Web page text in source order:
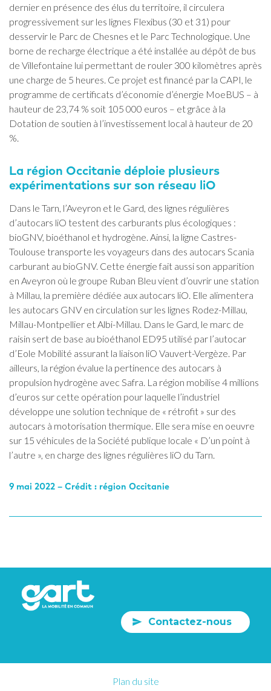
dernier en présence des élus du territoire, il circulera
progressivement sur les lignes Flexibus (30 et 31) pour
desservir le Parc de Chesnes et le Parc Technologique. Une
borne de recharge électrique a été installée au dépôt de bus
de Villefontaine lui permettant de rouler 300 kilomètres après
une charge de 5 heures. Ce projet est financé par la CAPI, le
programme de certificats d’économie d’énergie MoeBUS – à
hauteur de 23,74 % soit 105 000 euros – et grâce à la
Dotation de soutien à l’investissement local à hauteur de 20
%.
La région Occitanie déploie plusieurs
expérimentations sur son réseau liO
Dans le Tarn, l’Aveyron et le Gard, des lignes régulières
d’autocars liO testent des carburants plus écologiques :
bioGNV, bioéthanol et hydrogène. Ainsi, la ligne Castres-
Toulouse transporte les voyageurs dans des autocars Scania
carburant au bioGNV. Cette énergie fait aussi son apparition
en Aveyron où le groupe Ruban Bleu vient d’ouvrir une station
à Millau, la première dédiée aux autocars liO. Elle alimentera
les autocars GNV en circulation sur les lignes Rodez-Millau,
Millau-Montpellier et Albi-Millau. Dans le Gard, le marc de
raisin sert de base au bioéthanol ED95 utilisé par l’autocar
d’Eole Mobilité assurant la liaison liO Vauvert-Vergèze. Par
ailleurs, la région évalue la pertinence des autocars à
propulsion hydrogène avec Safra. La région mobilise 4 millions
d’euros sur cette opération pour laquelle l’industriel
développe une solution technique de « rétrofit » sur des
autocars à motorisation thermique. Elle sera mise en oeuvre
sur 15 véhicules de la Société publique locale « D’un point à
l’autre », en charge des lignes régulières liO du Tarn.
9 mai 2022 – Crédit : région Occitanie
Contactez-nous
Plan du site